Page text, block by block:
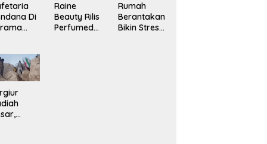
Di
Raine
Beauty Rilis
Perfumed
Rumah
Berantakan
Bikin Stres?